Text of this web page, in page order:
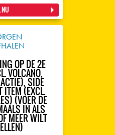
NU
OP DE 2E
VOLCANO,
SIDE
ITEM (EXCL.
(VOER DE
IN ALS
MEER WILT